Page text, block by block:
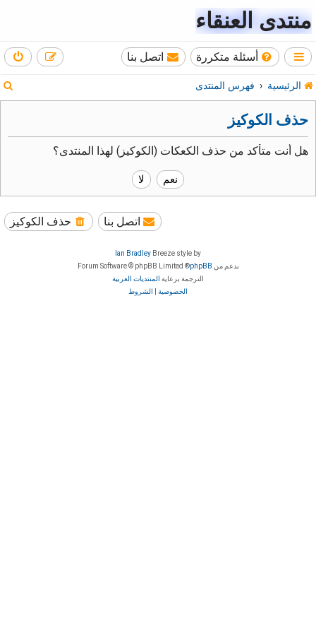
منتدى العنقاء
أسئلة متكررة اتصل بنا
الرئيسية فهرس المنتدى
حذف الكوكيز
هل أنت متأكد من حذف الكعكات (الكوكيز) لهذا المنتدى؟
حذف الكوكيز اتصل بنا
Breeze style by
Ian Bradley
بدعم من phpBB
® Forum Software © phpBB Limited
الترجمة برعاية المنتديات العربية
الخصوصية
الشروط